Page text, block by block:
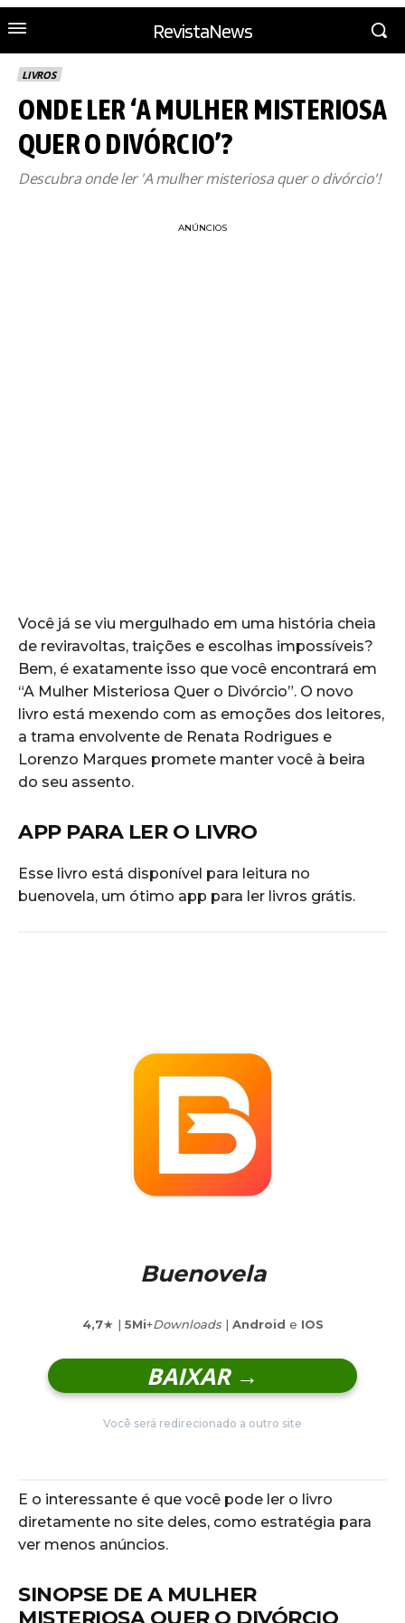
RevistaNews
LIVROS
ONDE LER ‘A MULHER MISTERIOSA
QUER O DIVÓRCIO’?
Descubra onde ler 'A mulher misteriosa quer o divórcio'!
ANÚNCIOS
Você já se viu mergulhado em uma história cheia
de reviravoltas, traições e escolhas impossíveis?
Bem, é exatamente isso que você encontrará em
“A Mulher Misteriosa Quer o Divórcio”. O novo
livro está mexendo com as emoções dos leitores,
a trama envolvente de Renata Rodrigues e
Lorenzo Marques promete manter você à beira
do seu assento.
APP PARA LER O LIVRO
Esse livro está disponível para leitura no
buenovela, um ótimo app para ler livros grátis.
Buenovela
4,7★ | 5Mi+Downloads| Android e IOS
BAIXAR →
Você será redirecionado a outro site
E o interessante é que você pode ler o livro
diretamente no site deles, como estratégia para
ver menos anúncios.
SINOPSE DE A MULHER